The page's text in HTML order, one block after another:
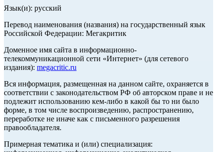
Язык(и): русский
Перевод наименования (названия) на государственный язык
Российской Федерации: Мегакритик
Доменное имя сайта в информационно-
телекоммуникационной сети «Интернет» (для сетевого
издания): megacritic.ru
Вся информация, размещенная на данном сайте, охраняется в
соответствии с законодательством РФ об авторском праве и не
подлежит использованию кем-либо в какой бы то ни было
форме, в том числе воспроизведению, распространению,
переработке не иначе как с письменного разрешения
правообладателя.
Примерная тематика и (или) специализация: